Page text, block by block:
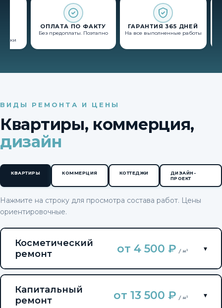
ОПЛАТА ПО ФАКТУ
Без предоплаты. Поэтапно
ГАРАНТИЯ 365 ДНЕЙ
На все выполненные работы
ВИДЫ РЕМОНТА И ЦЕНЫ
Квартиры, коммерция,
дизайн
КВАРТИРЫ КОММЕРЦИЯ КОТТЕДЖИ
ДИЗАЙН-
ПРОЕКТ
Нажмите на строку для просмотра состава работ. Цены
ориентировочные.
Косметический
ремонт
от 4 500 ₽ / м² ▾
Демонтажные работы (выборочно)
Грунтование стен и пола
Шпатлёвка стен, шпаклевание откосов
Капитальный
ремонт
от 13 500 ₽ / м² ▾